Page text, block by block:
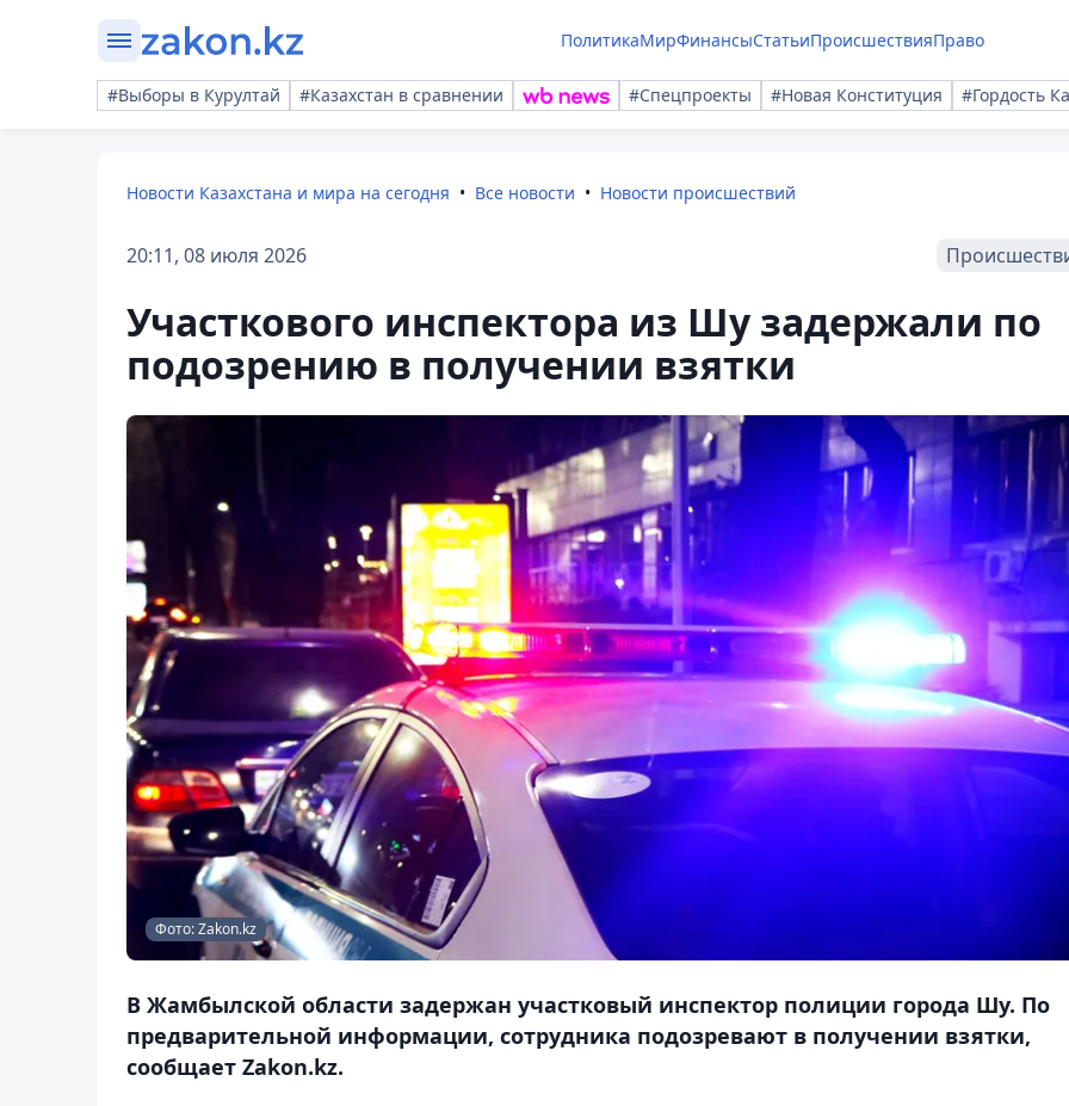
ПолитикаМирФинансыСтатьиПроисшествияПраво
#Выборы в Курултай #Казахстан в сравнении #Спецпроекты #Новая Конституция #Гордость
Новости Казахстана и мира на сегодня Все новости Новости происшествий
20:11, 08 июля 2026
Участкового инспектора из Шу задержали по
подозрению в получении взятки
Фото: Zakon.kz
В Жамбылской области задержан участковый инспектор полиции города Шу. По
предварительной информации, сотрудника подозревают в получении взятки,
сообщает Zakon.kz.